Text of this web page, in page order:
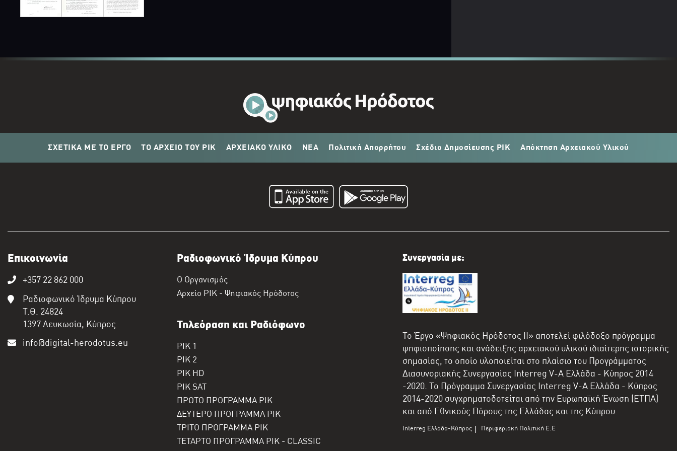
ΣΧΕΤΙΚΑ ΜΕ ΤΟ ΕΡΓΟ ΤΟ ΑΡΧΕΙΟ ΤΟΥ ΡΙΚ ΑΡΧΕΙΑΚΟ ΥΛΙΚΟ ΝΕΑ Πολιτική Απορρήτου Σχέδιο Δημοσίευσης ΡΙΚ Απόκτηση Αρχειακού Υλικού
Επικοινωνία
+357 22 862 000
Ραδιοφωνικό Ίδρυμα Κύπρου
Τ.Θ. 24824
1397 Λευκωσία, Κύπρος
info@digital-herodotus.eu
Ραδιοφωνικό Ίδρυμα Κύπρου
Ο Οργανισμός
Αρχείο ΡΙΚ - Ψηφιακός Ηρόδοτος
Τηλεόραση και Ραδιόφωνο
ΡΙΚ 1
ΡΙΚ 2
ΡΙΚ HD
ΡΙΚ SAT
ΠΡΩΤΟ ΠΡΟΓΡΑΜΜΑ ΡΙΚ
ΔΕΥΤΕΡΟ ΠΡΟΓΡΑΜΜΑ ΡΙΚ
ΤΡΙΤΟ ΠΡΟΓΡΑΜΜΑ ΡΙΚ
ΤΕΤΑΡΤΟ ΠΡΟΓΡΑΜΜΑ ΡΙΚ - CLASSIC
Συνεργασία με:
Το Έργο «Ψηφιακός Ηρόδοτος II» αποτελεί φιλόδοξο πρόγραμμα
ψηφιοποίησης και ανάδειξης αρχειακού υλικού ιδιαίτερης ιστορικής
σημασίας, το οποίο υλοποιείται στο πλαίσιο του Προγράμματος
Διασυνοριακής Συνεργασίας Interreg V-A Ελλάδα - Κύπρος 2014
-2020. Το Πρόγραμμα Συνεργασίας Interreg V-A Ελλάδα - Κύπρος
2014-2020 συγχρηματοδοτείται από την Ευρωπαϊκή Ένωση (ΕΤΠΑ)
και από Εθνικούς Πόρους της Ελλάδας και της Κύπρου.
Interreg Ελλάδα-Κύπρος| Περιφεριακή Πολιτική Ε.Ε